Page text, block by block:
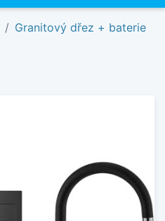
Granitový dřez + baterie